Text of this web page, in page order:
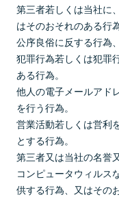
第三者若しくは当社に
はそのおそれのある行為
公序良俗に反する行為
犯罪行為若しくは犯罪
ある行為。
他人の電子メールアド
を行う行為。
営業活動若しくは営利
とする行為。
第三者又は当社の名誉
コンピュータウィルス
供する行為、又はその